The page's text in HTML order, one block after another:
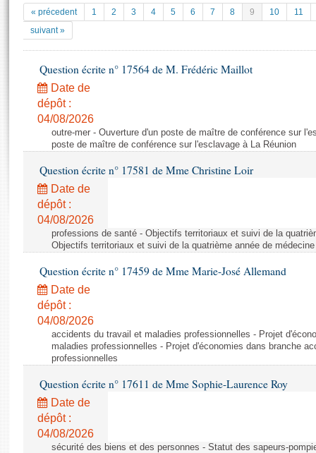
Documents parlementaires
Projets de loi
Propositions de loi
Amendements
Textes adoptés
Rapports d'information
Rapports législatifs
Rapports sur l'application des lois
Baromètre de l’application des lois
Dossiers législatifs
Budget et sécurité sociale
Questions écrites et orales
Comptes rendus des débats
Documents de référence
( Constitution | Règlement de l'Assemblée ... )
Histoire
Juniors
Anciennes législatures
Liens vers les sites publics
La Bibliothèque
Les archives
Contacts et plan d'accès
Photos libres de droit
« précedent 1 2 3 4 5 6 7 8 9 10
11
suivant »
Question écrite n° 17564 de M. Frédéric Maillot
Date de
dépôt :
04/08/2026
outre-mer - Ouverture d'un poste de maître de conférence sur
poste de maître de conférence sur l'esclavage à La Réunion
Question écrite n° 17581 de Mme Christine Loir
Date de
dépôt :
04/08/2026
professions de santé - Objectifs territoriaux et suivi de la
Objectifs territoriaux et suivi de la quatrième année de médecine
Question écrite n° 17459 de Mme Marie-José Allemand
Date de
dépôt :
04/08/2026
accidents du travail et maladies professionnelles - Projet
maladies professionnelles - Projet d'économies dans branche
professionnelles
Question écrite n° 17611 de Mme Sophie-Laurence Roy
Date de
dépôt :
04/08/2026
sécurité des biens et des personnes - Statut des sapeurs-